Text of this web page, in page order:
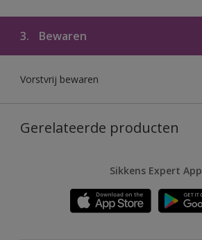
3. Bewaren
Vorstvrij bewaren
Gerelateerde producten
Sikkens Expert App